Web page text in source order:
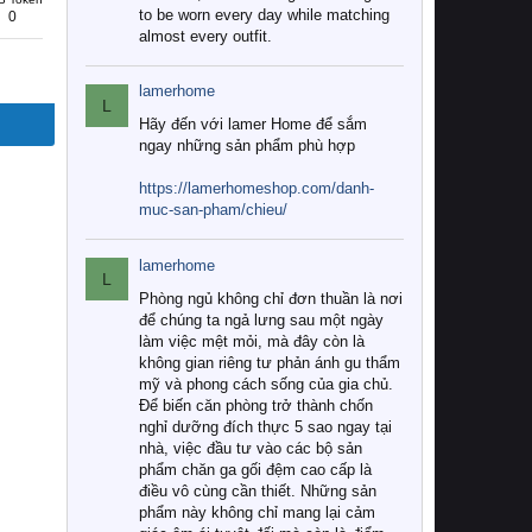
0
to be worn every day while matching
almost every outfit.
L
lamerhome
Hãy đến với lamer Home để sắm
ngay những sản phẩm phù hợp
https://lamerhomeshop.com/danh-
muc-san-pham/chieu/
L
lamerhome
Phòng ngủ không chỉ đơn thuần là nơi
để chúng ta ngả lưng sau một ngày
làm việc mệt mỏi, mà đây còn là
không gian riêng tư phản ánh gu thẩm
mỹ và phong cách sống của gia chủ.
Để biến căn phòng trở thành chốn
nghỉ dưỡng đích thực 5 sao ngay tại
nhà, việc đầu tư vào các bộ sản
phẩm chăn ga gối đệm cao cấp là
điều vô cùng cần thiết. Những sản
phẩm này không chỉ mang lại cảm